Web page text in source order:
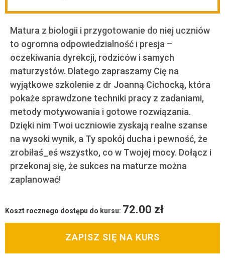
Matura z biologii i przygotowanie do niej uczniów
to ogromna odpowiedzialność i presja –
oczekiwania dyrekcji, rodziców i samych
maturzystów. Dlatego zapraszamy Cię na
wyjątkowe szkolenie z dr Joanną Cichocką, która
pokaże sprawdzone techniki pracy z zadaniami,
metody motywowania i gotowe rozwiązania.
Dzięki nim Twoi uczniowie zyskają realne szanse
na wysoki wynik, a Ty spokój ducha i pewność, że
zrobiłaś_eś wszystko, co w Twojej mocy. Dołącz i
przekonaj się, że sukces na maturze można
zaplanować!
Koszt rocznego dostępu do kursu: 72.00 zł
ZAPISZ SIĘ NA KURS